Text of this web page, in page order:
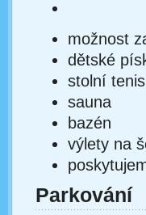
možnost
dětské
stolní tenis
sauna
bazén
výlety na
Parkování